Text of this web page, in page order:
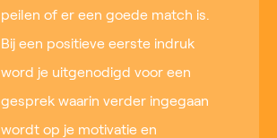
peilen of er een goede match is.
Bij een positieve eerste indruk
word je uitgenodigd voor een
gesprek waarin verder ingegaan
wordt op je motivatie en